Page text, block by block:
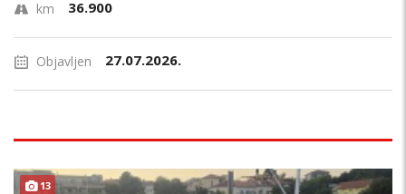
km 36.900
Objavljen 27.07.2026.
13